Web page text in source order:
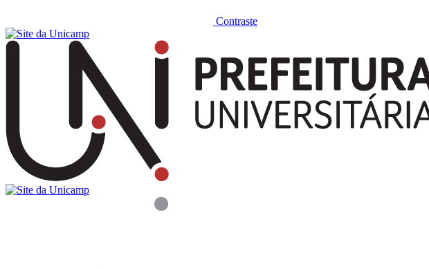
Contraste